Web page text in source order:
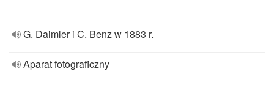
G. Daimler i C. Benz w 1883 r.
Aparat fotograficzny